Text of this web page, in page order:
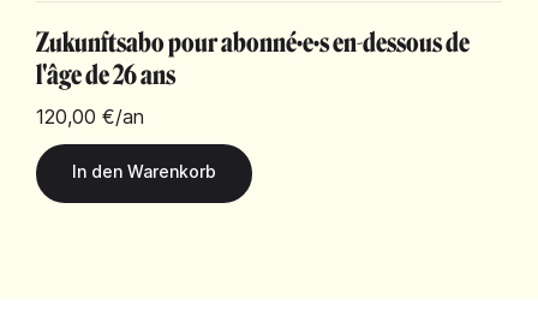
Zukunftsabo pour abonné·e·s en-dessous de
l'âge de 26 ans
120,00 €/an